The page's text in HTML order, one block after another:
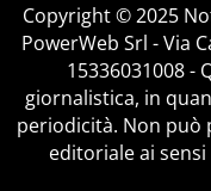
Copyright © 2025
PowerWeb Srl - Via
15336031008 -
giornalistica, in
periodicità. Non
editoriale ai sensi